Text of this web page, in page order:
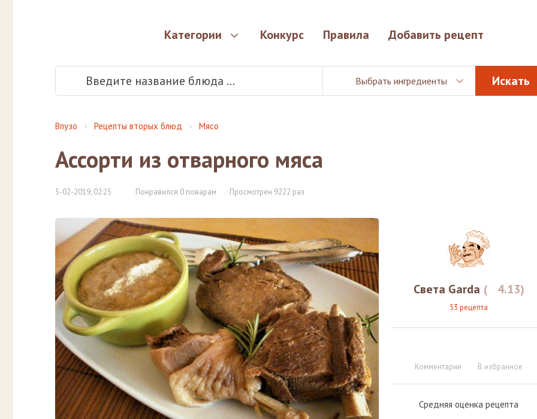
Категории Конкурс Правила Добавить рецепт
Выбрать ингредиенты
Впузо Рецепты вторых блюд Мясо
Ассорти из отварного мяса
5-02-2019, 02:25 Понравился 0 поварам Просмотрен 9222 раз
Света Garda ( 4.13)
53 рецепта
Комментарии В избранное
Средняя оценка рецепта